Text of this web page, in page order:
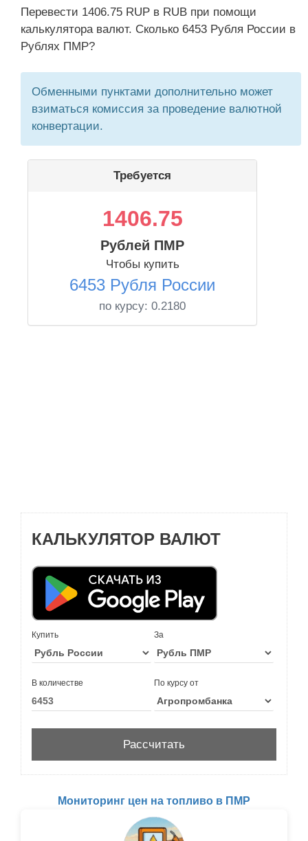
Перевести 1406.75 RUP в RUB при помощи
калькулятора валют. Сколько 6453 Рубля России в
Рублях ПМР?
Обменными пунктами дополнительно может
взиматься комиссия за проведение валютной
конвертации.
Требуется
1406.75
Рублей ПМР
Чтобы купить
6453 Рубля России
по курсу: 0.2180
КАЛЬКУЛЯТОР ВАЛЮТ
Купить За
В количестве По курсу от
Мониторинг цен на топливо в ПМР